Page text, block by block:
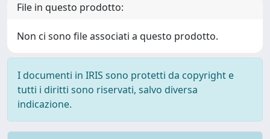
File in questo prodotto:
Non ci sono file associati a questo prodotto.
I documenti in IRIS sono protetti da copyright e
tutti i diritti sono riservati, salvo diversa
indicazione.